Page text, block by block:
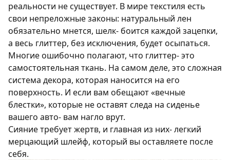
реальности не существует. В мире текстиля есть
свои непреложные законы: натуральный лен
обязательно мнется, шелк- боится каждой зацепки,
а весь глиттер, без исключения, будет осыпаться.
Многие ошибочно полагают, что глиттер- это
самостоятельная ткань. На самом деле, это сложная
система декора, которая наносится на его
поверхность. И если вам обещают «вечные
блестки», которые не оставят следа на сиденье
вашего авто- вам нагло врут.
Сияние требует жертв, и главная из них- легкий
мерцающий шлейф, который вы оставляете после
себя.